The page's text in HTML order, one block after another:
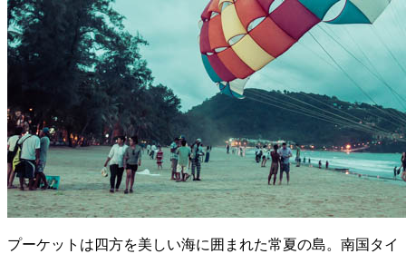
プーケットは四方を美しい海に囲まれた常夏の島。南国タイ